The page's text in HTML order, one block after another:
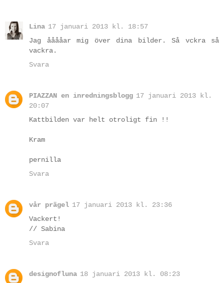
Lina 17 januari 2013 kl. 18:57
Jag ååååar mig över dina bilder. Så vckra så
vackra.
Svara
PIAZZAN en inredningsblogg 17 januari 2013 kl.
20:07
Kattbilden var helt otroligt fin !!
Kram
pernilla
Svara
vår prägel 17 januari 2013 kl. 23:36
Vackert!
// Sabina
Svara
designofluna 18 januari 2013 kl. 08:23